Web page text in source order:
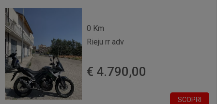
0 Km
Rieju rr adv
€ 4.790,00
SCOPRI